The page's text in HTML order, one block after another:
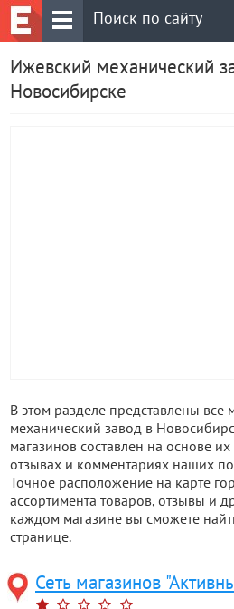
Ижевский механический
Новосибирске
В этом разделе представлены
механический завод в
магазинов составлен на основе
отзывах и комментариях наших
Точное расположение на карте
ассортимента товаров, отзывы и
каждом магазине вы сможете
странице.
Сеть магазинов